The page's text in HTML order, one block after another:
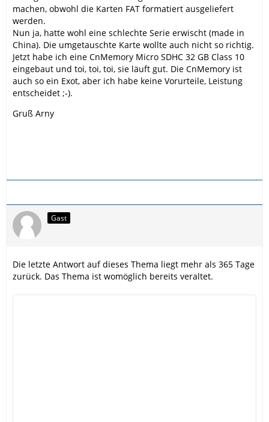
machen, obwohl die Karten FAT formatiert ausgeliefert
werden.
Nun ja, hatte wohl eine schlechte Serie erwischt (made in
China). Die umgetauschte Karte wollte auch nicht so richtig.
Jetzt habe ich eine CnMemory Micro SDHC 32 GB Class 10
eingebaut und toi, toi, toi, sie läuft gut. Die CnMemory ist
auch so ein Exot, aber ich habe keine Vorurteile, Leistung
entscheidet ;-).
Gruß Arny
Gast
Die letzte Antwort auf dieses Thema liegt mehr als 365 Tage
zurück. Das Thema ist womöglich bereits veraltet.